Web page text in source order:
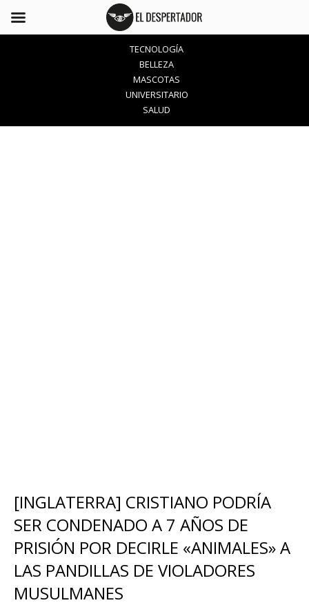
TECNOLOGÍA
BELLEZA
MASCOTAS
UNIVERSITARIO
SALUD
[INGLATERRA] CRISTIANO PODRÍA
SER CONDENADO A 7 AÑOS DE
PRISIÓN POR DECIRLE «ANIMALES» A
LAS PANDILLAS DE VIOLADORES
MUSULMANES